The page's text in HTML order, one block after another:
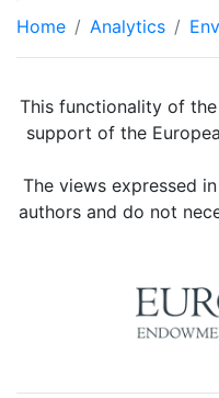
Home Analytics
This functionality of
support of the
The views expressed
authors and do not